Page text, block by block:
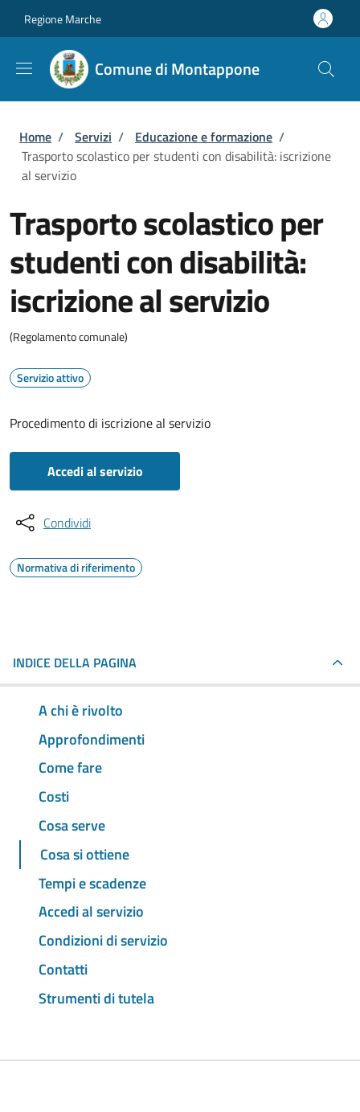
Regione Marche
Comune di Montappone
Briciole di pane
Home / Servizi / Educazione e formazione /
Trasporto scolastico per studenti con disabilità: iscrizione
al servizio
Trasporto scolastico per
studenti con disabilità:
iscrizione al servizio
(Regolamento comunale)
Servizio attivo
Procedimento di iscrizione al servizio
Accedi al servizio
Condividi
Normativa di riferimento
INDICE DELLA PAGINA
A chi è rivolto
Approfondimenti
Come fare
Costi
Cosa serve
Cosa si ottiene
Tempi e scadenze
Accedi al servizio
Condizioni di servizio
Contatti
Strumenti di tutela